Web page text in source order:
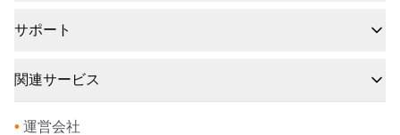
サポート
関連サービス
• 運営会社